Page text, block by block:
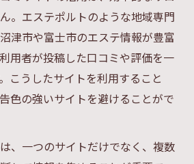
。エステポルトのような地域専門
津市や富士市のエステ情報が豊富
用者が投稿した口コミや評価を一
こうしたサイトを利用すること
色の強いサイトを避けることがで
、一つのサイトだけでなく、複数